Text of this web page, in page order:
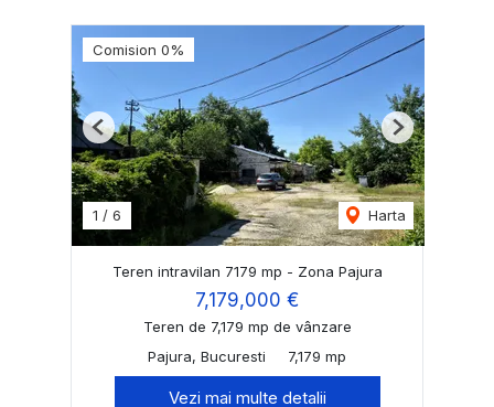
Comision 0%
1 / 6 Harta
Previous Next
Teren intravilan 7179 mp - Zona Pajura
7,179,000 €
Teren de 7,179 mp de vânzare
Pajura, Bucuresti
7,179 mp
Vezi mai multe detalii